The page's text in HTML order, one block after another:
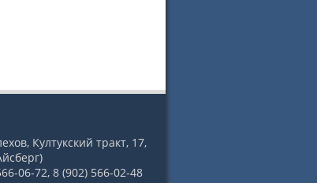
Култукский тракт, 17,
06-72, 8 (902) 566-02-48